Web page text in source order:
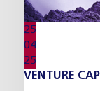
25
04
25
VENTURE